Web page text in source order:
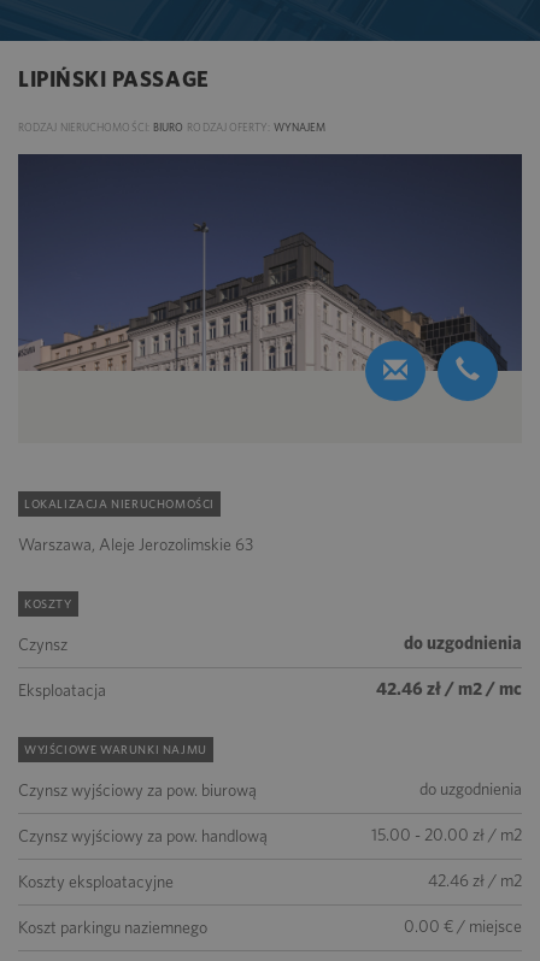
LIPIŃSKI PASSAGE
RODZAJ NIERUCHOMOŚCI: BIURO RODZAJ OFERTY: WYNAJEM
LOKALIZACJA NIERUCHOMOŚCI
Warszawa, Aleje Jerozolimskie 63
KOSZTY
Czynsz do uzgodnienia
Eksploatacja 42.46 zł / m2 / mc
WYJŚCIOWE WARUNKI NAJMU
Czynsz wyjściowy za pow. biurową do uzgodnienia
Czynsz wyjściowy za pow. handlową 15.00 - 20.00 zł / m2
Koszty eksploatacyjne 42.46 zł / m2
Koszt parkingu naziemnego 0.00 € / miejsce